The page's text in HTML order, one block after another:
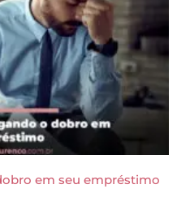
em seu empréstimo